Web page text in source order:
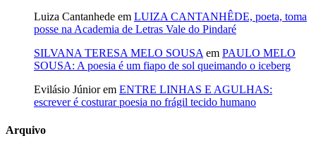
Luiza Cantanhede em LUIZA CANTANHÊDE, poeta, toma
posse na Academia de Letras Vale do Pindaré
SILVANA TERESA MELO SOUSA em PAULO MELO
SOUSA: A poesia é um fiapo de sol queimando o iceberg
Evilásio Júniorem ENTRE LINHAS E AGULHAS:
escrever é costurar poesia no frágil tecido humano
Arquivo